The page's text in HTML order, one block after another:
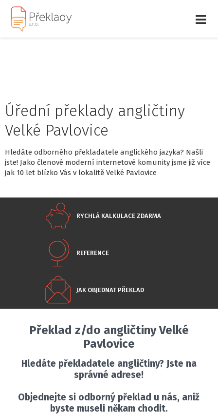
Úřední překlady angličtiny
Velké Pavlovice
Hledáte odborného překladatele anglického jazyka? Našli
jste! Jako členové moderní internetové komunity jsme již více
jak 10 let blízko Vás v lokalitě Velké Pavlovice
RYCHLÁ KALKULACE ZDARMA
REFERENCE
JAK OBJEDNAT PŘEKLAD
Překlad z/do angličtiny Velké
Pavlovice
Hledáte překladatele angličtiny? Jste na
správné adrese!
Objednejte si odborný překlad u nás, aniž
byste museli někam chodit.